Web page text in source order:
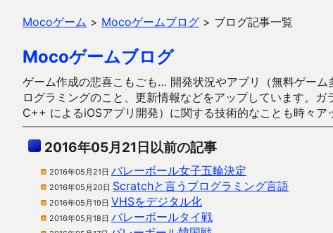
Mocoゲーム > Mocoゲームブログ > ブログ記事一覧
Mocoゲームブログ
ゲーム作成の悲喜こもごも… 開発状況やアプリ（無料ゲー
ログラミングのこと、更新情報などをアップしています。
C++ によるiOSアプリ開発）に関する技術的なことも時々ア
2016年05月21日以前の記事
2016年05月21日 バレーボール女子五輪決定
2016年05月20日 Scratchと言うプログラミング言語
2016年05月19日 VHSをデジタル化
2016年05月18日 バレーボールタイ戦